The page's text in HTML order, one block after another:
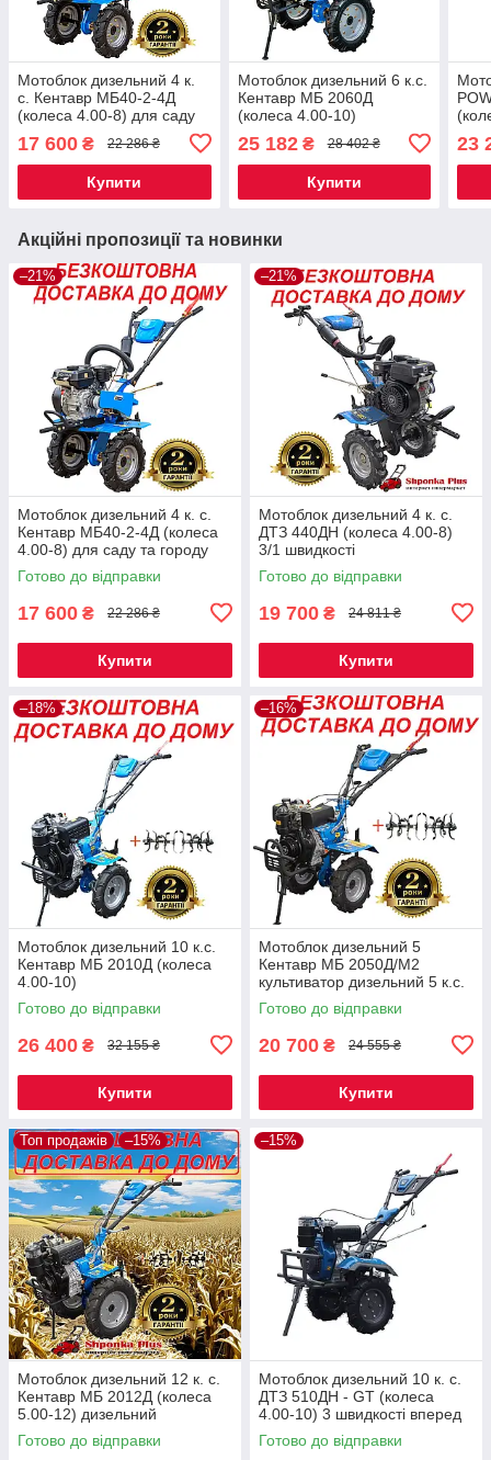
Мотоблок дизельний 4 к.
с. Кентавр МБ40-2-4Д
(колеса 4.00-8) для саду
17 600 ₴ 22 286 ₴
Купити
Мотоблок дизельний 6 к.с.
Кентавр МБ 2060Д
(колеса 4.00-10)
25 182₴ 28 402 ₴
Купити
23
Акційні пропозиції та новинки
–21%
Мотоблок дизельний 4 к. с.
Кентавр МБ40-2-4Д (колеса
4.00-8) для саду та городу
Готово до відправки
17 600 ₴ 22 286 ₴
Купити
–21%
Мотоблок дизельний 4 к. с.
ДТЗ 440ДН (колеса 4.00-8)
3/1 швидкості
Готово до відправки
19 700 ₴ 24 811 ₴
Купити
–18%
Мотоблок дизельний 10 к.с.
Кентавр МБ 2010Д (колеса
4.00-10)
Готово до відправки
26 400 ₴ 32 155 ₴
Купити
–16%
Мотоблок дизельний 5
Кентавр МБ 2050Д/М2
культиватор дизельний 5 к.с.
для саду городу
Готово до відправки
20 700 ₴ 24 555 ₴
Купити
Топ продажів –15%
Мотоблок дизельний 12 к. с.
Кентавр МБ 2012Д (колеса
5.00-12) дизельний
культиватор безкоштовна
доставка чек
Готово до відправки
–15%
Мотоблок дизельний 10 к. с.
ДТЗ 510ДН - GT (колеса
4.00-10) 3 швидкості вперед
БЕЗКОШТОВНА ДОСТАВКА
Готово до відправки